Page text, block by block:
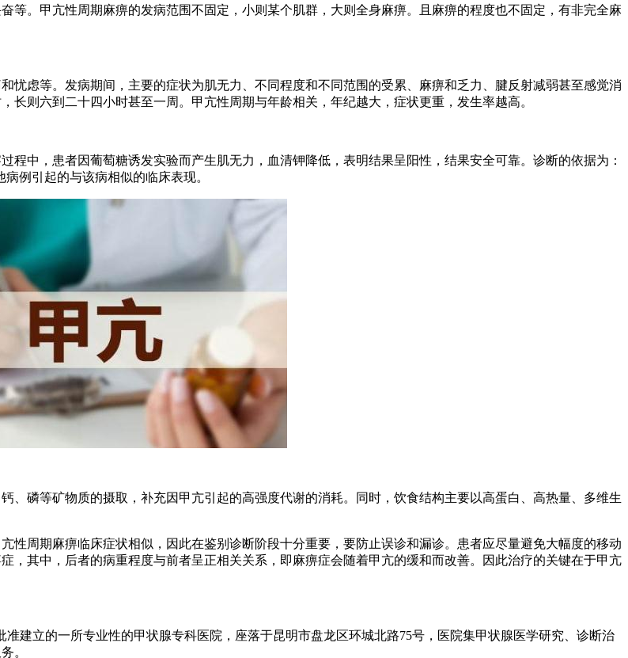
等。甲亢性周期麻痹的发病范围不固定，小则某个肌群，大则全身麻痹。且麻痹的程度也不固定，有非完全麻
虑等。发病期间，主要的症状为肌无力、不同程度和不同范围的受累、麻痹和乏力、腱反射减弱甚至感觉消
则六到二十四小时甚至一周。甲亢性周期与年龄相关，年纪越大，症状更重，发生率越高。
中，患者因葡萄糖诱发实验而产生肌无力，血清钾降低，表明结果呈阳性，结果安全可靠。诊断的依据为：
例引起的与该病相似的临床表现。
磷等矿物质的摄取，补充因甲亢引起的高强度代谢的消耗。同时，饮食结构主要以高蛋白、高热量、多维生
周期麻痹临床症状相似，因此在鉴别诊断阶段十分重要，要防止误诊和漏诊。患者应尽量避免大幅度的移动
，其中，后者的病重程度与前者呈正相关关系，即麻痹症会随着甲亢的缓和而改善。因此治疗的关键在于甲亢
立的一所专业性的甲状腺专科医院，座落于昆明市盘龙区环城北路75号，医院集甲状腺医学研究、诊断治
。